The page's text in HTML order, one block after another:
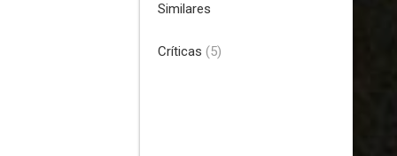
Similares
Críticas (5)